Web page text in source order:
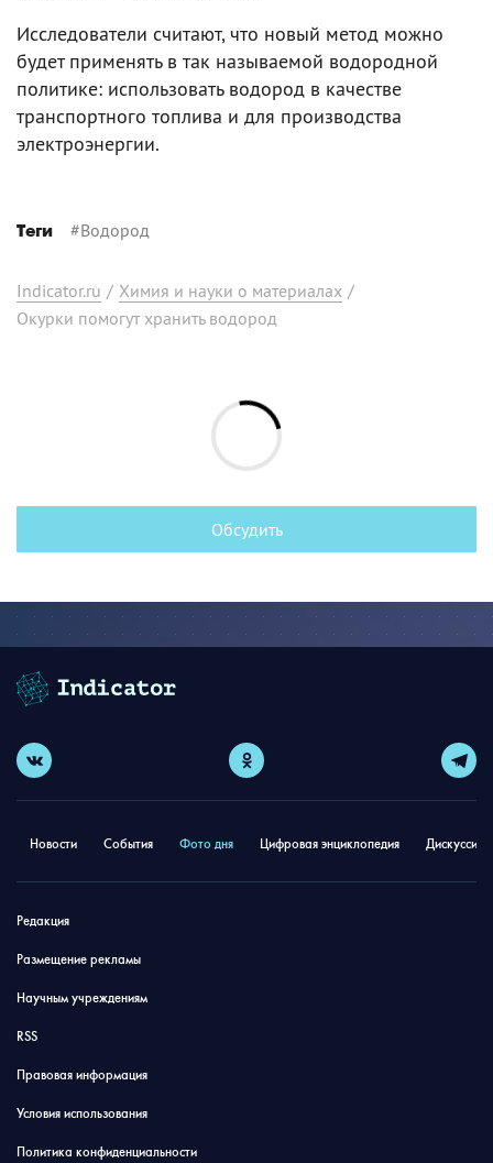
Исследователи считают, что новый метод можно
будет применять в так называемой водородной
политике: использовать водород в качестве
транспортного топлива и для производства
электроэнергии.
Теги #Водород
Indicator.ru / Химия и науки о материалах /
Окурки помогут хранить водород
Обсудить
Новости События Фото дня Цифровая энциклопедия
Редакция
Размещение рекламы
Научным учреждениям
RSS
Правовая информация
Условия использования
Политика конфиденциальности